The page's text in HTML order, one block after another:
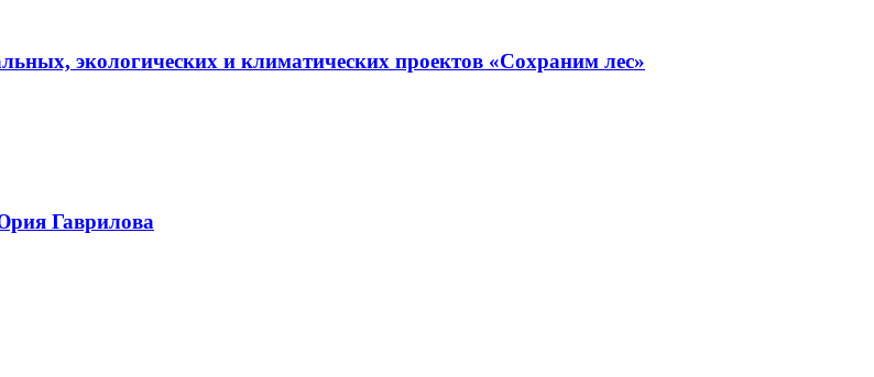
экологических и климатических проектов «Сохраним лес»
Гаврилова